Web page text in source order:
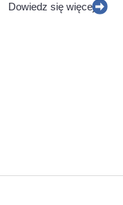
Dowiedz się więcej